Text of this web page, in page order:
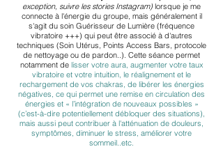
exception, suivre les stories Instagram) lorsque je me
connecte à l'énergie du groupe, mais généralement il
s'agit du soin Guérisseur de Lumière (fréquence
vibratoire +++) qui peut être associé à d'autres
techniques (Soin Utérus, Points Access Bars, protocole
de nettoyage ou de pardon..). Cette séance permet
notamment de lisser votre aura, augmenter votre taux
vibratoire et votre intuition, le réalignement et le
rechargement de vos chakras, de libérer les énergies
négatives, ce qui permet une remise en circulation des
énergies et « l’intégration de nouveaux possibles »
(c’est-à-dire potentiellement débloquer des situations),
mais aussi peut contribuer à l'atténuation de douleurs,
symptômes, diminuer le stress, améliorer votre
sommeil..etc.